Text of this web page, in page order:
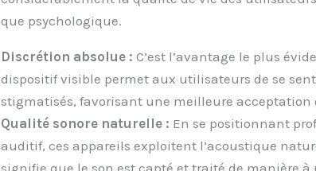
Pourquoi choisir des appareils auditifs invisibles ?
L’attrait des appareils auditifs invisibles va bien
discrétion. Ils offrent une multitude d’avantages
considérablement la qualité de vie des